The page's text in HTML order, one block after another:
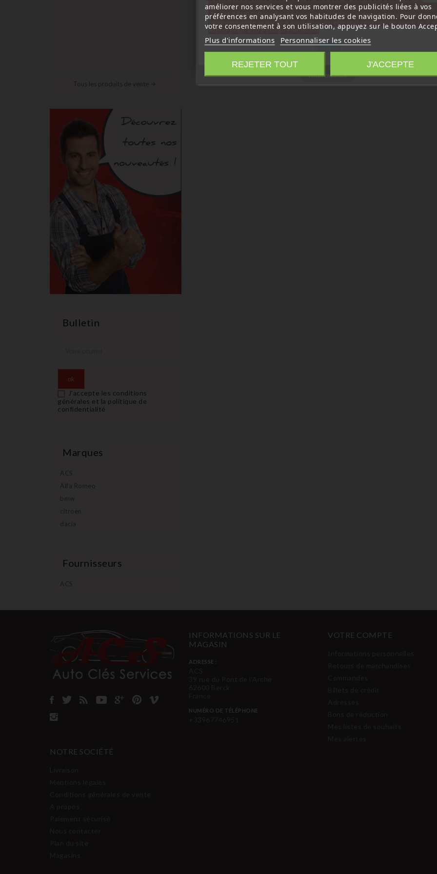
Tous les produits de vente
Bulletin
J'accepte les conditions
générales et la politique de
confidentialité
Marques
ACS
Alfa Romeo
bmw
citroën
dacia
Fournisseurs
ACS
INFORMATIONS SUR LE
MAGASIN
ADRESSE :
NUMÉRO DE TÉLÉPHONE
VOTRE COMPTE
NOTRE SOCIÉTÉ
améliorer nos services et vous montrer des publicités liées à vos
préférences en analysant vos habitudes de navigation. Pour
votre consentement à son utilisation, appuyez sur le bouton
Plus d'informations Personnaliser les cookies
REJETER TOUT J'ACCEPTE
septembre inclus. Pour cette raison les commandes sont traitées
7 aout 14H00. Pour le service réparation nous devons réceptionner
télécommande avant le 6 aout pour qu'elle soit réexpédiée avant le 7
Merci pour votre compréhension»
Fermer
Information